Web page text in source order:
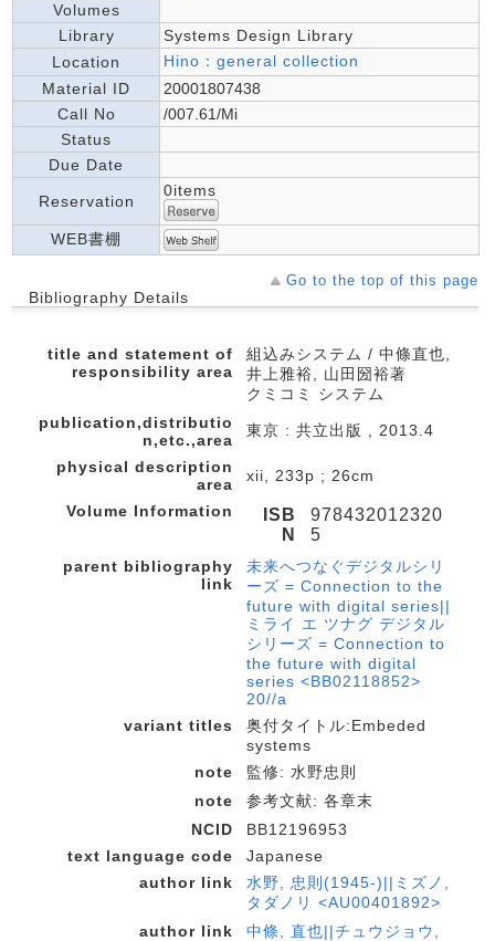
Volumes
Library
Systems Design Library
Location
Hino：general collection
Material ID
20001807438
Call No
/007.61/Mi
Status
Due Date
Reservation
0items
WEB書棚
Go to the top of this page
Bibliography Details
title and statement of
responsibility area
組込みシステム / 中條直也,
井上雅裕, 山田圀裕著
クミコミ システム
publication,distributio
n,etc.,area
東京 : 共立出版 , 2013.4
physical description
area
xii, 233p ; 26cm
Volume Information
ISB
N
978432012320
5
parent bibliography
link
未来へつなぐデジタルシリ
ーズ = Connection to the
future with digital series||
ミライ エ ツナグ デジタル
シリーズ = Connection to
the future with digital
series <BB02118852>
20//a
variant titles
奥付タイトル:Embeded
systems
note
監修: 水野忠則
note
参考文献: 各章末
NCID
BB12196953
text language code
Japanese
author link
水野, 忠則(1945-)||ミズノ,
タダノリ <AU00401892>
author link
中條, 直也||チュウジョウ,